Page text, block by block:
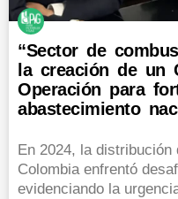
“Sector de
la creación de un
Operación para
abastecimiento
En 2024, la
Colombia enfrentó
evidenciando la